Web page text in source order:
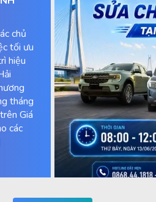
chủ
tối ưu
hiệu
tháng
Giá
các